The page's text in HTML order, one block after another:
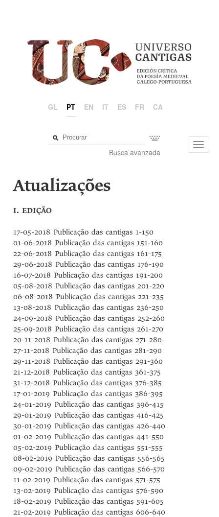
GL PT EN IT ES FR CA
Busca avanzada
Atualizações
I. EDIÇÃO
17-05-2018 Publicação das cantigas 1-150
01-06-2018 Publicação das cantigas 151-160
22-06-2018 Publicação das cantigas 161-175
29-06-2018 Publicação das cantigas 176-190
16-07-2018 Publicação das cantigas 191-200
05-08-2018 Publicação das cantigas 201-220
06-08-2018 Publicação das cantigas 221-235
13-08-2018 Publicação das cantigas 236-250
24-09-2018 Publicação das cantigas 252-260
25-09-2018 Publicação das cantigas 261-270
20-11-2018 Publicação das cantigas 271-280
27-11-2018 Publicação das cantigas 281-290
29-11-2018 Publicação das cantigas 291-360
21-12-2018 Publicação das cantigas 361-375
31-12-2018 Publicação das cantigas 376-385
17-01-2019 Publicação das cantigas 386-395
24-01-2019 Publicação das cantigas 396-415
29-01-2019 Publicação das cantigas 416-425
30-01-2019 Publicação das cantigas 426-440
01-02-2019 Publicação das cantigas 441-550
05-02-2019 Publicação das cantigas 551-555
08-02-2019 Publicação das cantigas 556-565
09-02-2019 Publicação das cantigas 566-570
11-02-2019 Publicação das cantigas 571-575
13-02-2019 Publicação das cantigas 576-590
18-02-2019 Publicação das cantigas 591-605
21-02-2019 Publicação das cantigas 606-640